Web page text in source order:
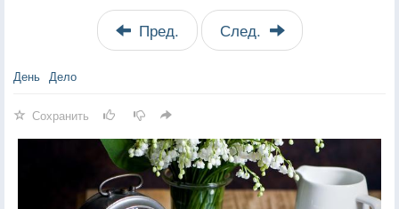
Пред. След.
День Дело
Сохранить